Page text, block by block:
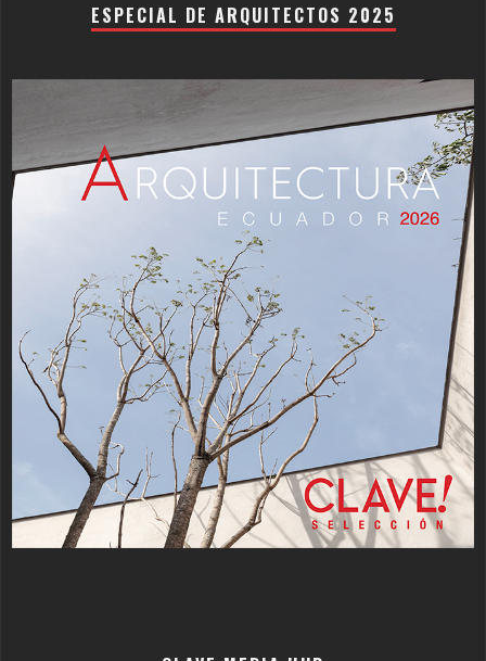
ESPECIAL DE ARQUITECTOS 2025